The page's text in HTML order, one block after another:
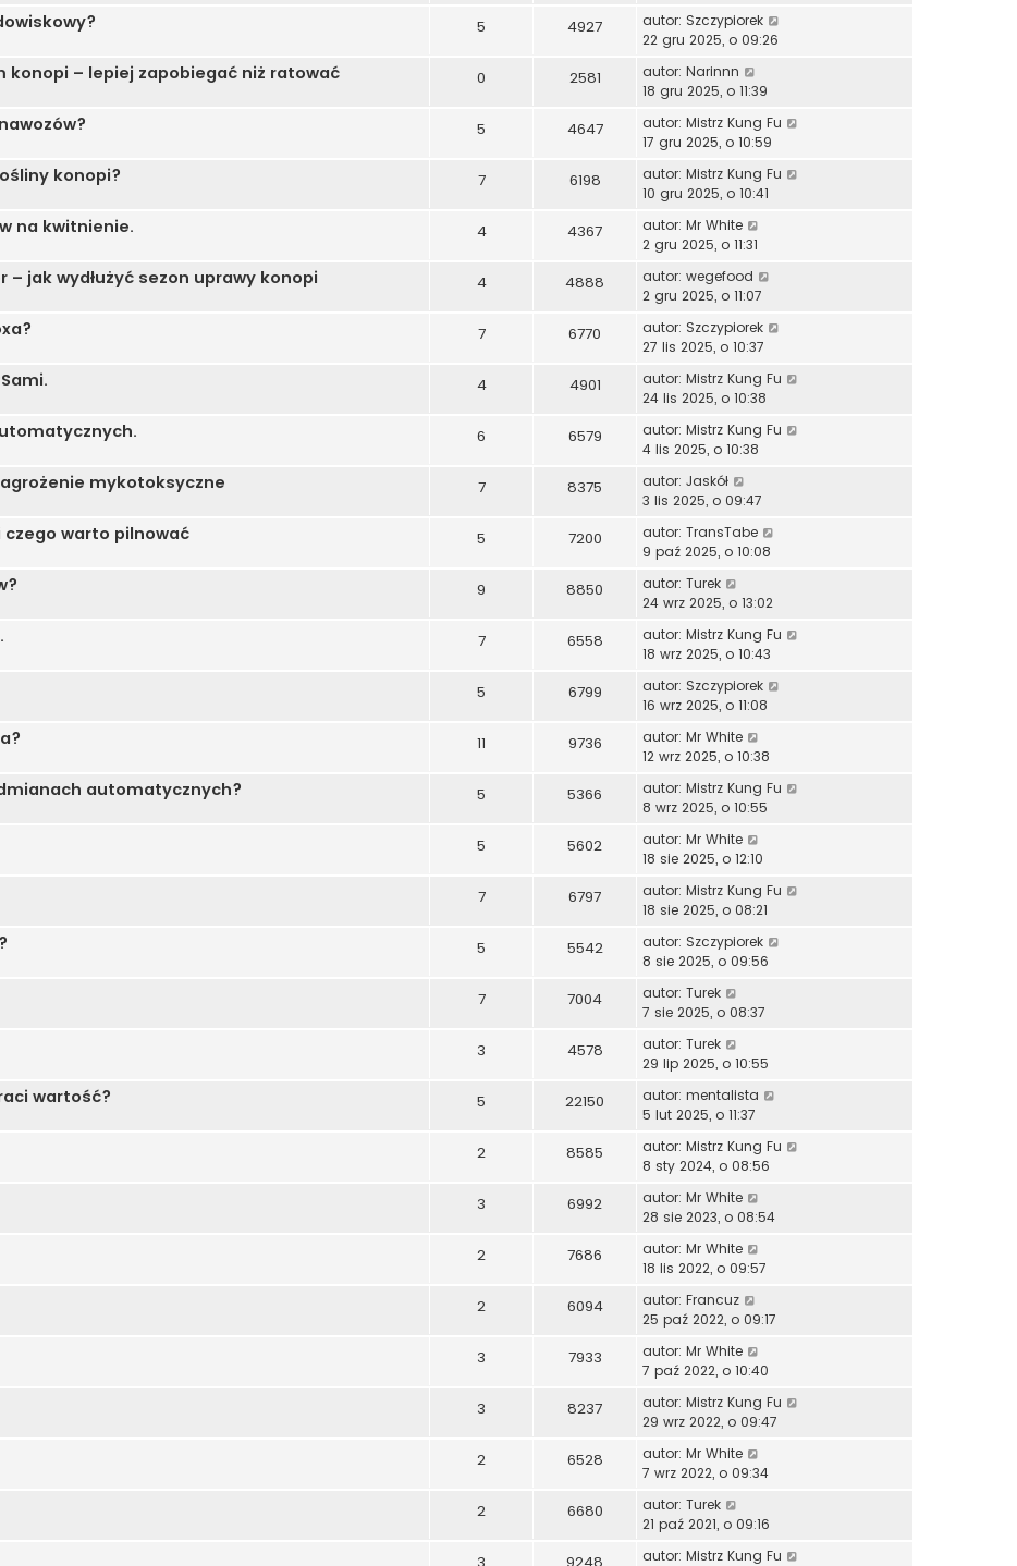
5 4927 autor: Szczypiorek
22 gru 2025, o 09:26
konopi – lepiej zapobiegać niż ratować 0 2581 autor: Narinnn
18 gru 2025, o 11:39
5 4647 autor: Mistrz Kung Fu
17 gru 2025, o 10:59
konopi? 7 6198 autor: Mistrz Kung Fu
10 gru 2025, o 10:41
na kwitnienie. 4 4367 autor: Mr White
2 gru 2025, o 11:31
jak wydłużyć sezon uprawy konopi 4 4888 autor: wegefood
2 gru 2025, o 11:07
7 6770 autor: Szczypiorek
27 lis 2025, o 10:37
4 4901 autor: Mistrz Kung Fu
24 lis 2025, o 10:38
6 6579 autor: Mistrz Kung Fu
4 lis 2025, o 10:38
mykotoksyczne 7 8375 autor: Jaskół
3 lis 2025, o 09:47
warto pilnować 5 7200 autor: TransTabe
9 paź 2025, o 10:08
9 8850 autor: Turek
24 wrz 2025, o 13:02
7 6558 autor: Mistrz Kung Fu
18 wrz 2025, o 10:43
5 6799 autor: Szczypiorek
16 wrz 2025, o 11:08
11 9736 autor: Mr White
12 wrz 2025, o 10:38
automatycznych? 5 5366 autor: Mistrz Kung Fu
8 wrz 2025, o 10:55
5 5602 autor: Mr White
18 sie 2025, o 12:10
7 6797 autor: Mistrz Kung Fu
18 sie 2025, o 08:21
5 5542 autor: Szczypiorek
8 sie 2025, o 09:56
7 7004 autor: Turek
7 sie 2025, o 08:37
3 4578 autor: Turek
29 lip 2025, o 10:55
wartość? 5 22150 autor: mentalista
5 lut 2025, o 11:37
2 8585 autor: Mistrz Kung Fu
8 sty 2024, o 08:56
3 6992 autor: Mr White
28 sie 2023, o 08:54
2 7686 autor: Mr White
18 lis 2022, o 09:57
2 6094 autor: Francuz
25 paź 2022, o 09:17
3 7933 autor: Mr White
7 paź 2022, o 10:40
3 8237 autor: Mistrz Kung Fu
29 wrz 2022, o 09:47
2 6528 autor: Mr White
7 wrz 2022, o 09:34
2 6680 autor: Turek
21 paź 2021, o 09:16
autor: Mistrz Kung Fu